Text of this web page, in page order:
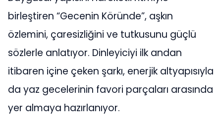
birleştiren “Gecenin Köründe”, aşkın
özlemini, çaresizliğini ve tutkusunu güçlü
sözlerle anlatıyor. Dinleyiciyi ilk andan
itibaren içine çeken şarkı, enerjik altyapısıyla
da yaz gecelerinin favori parçaları arasında
yer almaya hazırlanıyor.